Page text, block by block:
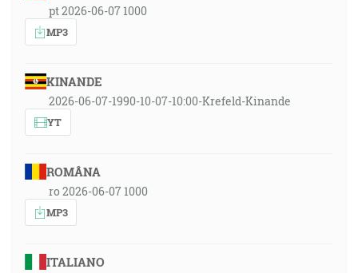
pt 2026-06-07 1000
MP3
KINANDE
2026-06-07-1990-10-07-10:00-Krefeld-Kinande
YT
ROMÂNA
ro 2026-06-07 1000
MP3
ITALIANO